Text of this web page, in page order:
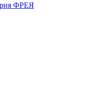
ФРЕЯ